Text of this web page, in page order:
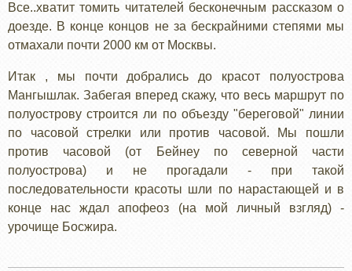
АЙРАКТЫ
И
ГОРА
ШЕРКАЛА
Все..хватит томить читателей бесконечным рассказом о
доезде. В конце концов не за бескрайними степями мы
отмахали почти 2000 км от Москвы.
Итак , мы почти добрались до красот полуострова
Мангышлак. Забегая вперед скажу, что весь маршрут по
полуострову строится ли по объезду "береговой" линии
по часовой стрелки или против часовой. Мы пошли
против часовой (от Бейнеу по северной части
полуострова) и не прогадали - при такой
последовательности красоты шли по нарастающей и в
конце нас ждал апофеоз (на мой личный взгляд) -
урочище Босжира.